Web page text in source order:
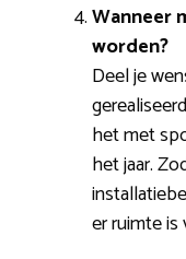
Wanneer
worden?
Deel je
het met
het jaar.
er ruimte